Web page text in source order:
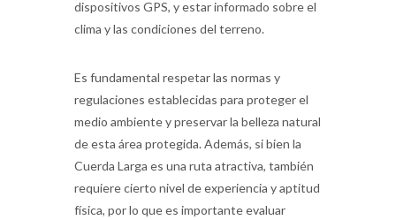
dispositivos GPS, y estar informado sobre el
clima y las condiciones del terreno.
Es fundamental respetar las normas y
regulaciones establecidas para proteger el
medio ambiente y preservar la belleza natural
de esta área protegida. Además, si bien la
Cuerda Larga es una ruta atractiva, también
requiere cierto nivel de experiencia y aptitud
física, por lo que es importante evaluar